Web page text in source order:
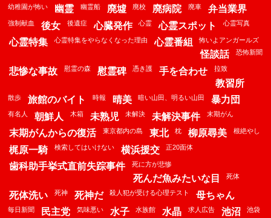
幼稚園が怖い 幽霊 幽霊船 廃墟 廃校 廃病院 廃車 弁当業界
強制献血 後女 後遺症 心臓発作 心霊 心霊スポット 心霊写真
心霊特集 心霊特集をやらなくなった理由 心霊番組 怖いよアンガールズ
怪談話 恐怖新聞
悲惨な事故 慰霊の森 慰霊碑 憑き護 手を合わせ 拉致
教習所
散歩 旅館のバイト 時報 晴美 暗い山田、明るい山田 暴力団
有名人 朝鮮人 木箱 未熟児 未解決 未解決事件 末期がん
末期がんからの復活 東京都内の島 東北 枕 柳原尋美 根絶やし
梶原一騎 検索してはいけない 横浜援交 正20面体
歯科助手挙式直前失踪事件 死に方が悲惨
死んだ魚みたいな目 死体
死体洗い 死神 死神だ 殺人犯が受ける心理テスト 母ちゃん
毎日新聞 民主党 気味悪い 水子 水族館 水晶 求人広告 池沼 池袋